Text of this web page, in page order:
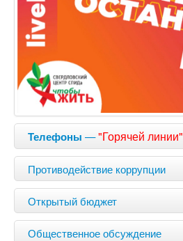
Телефоны —"Горячей линии"
Противодействие коррупции
Открытый бюджет
Общественное обсуждение